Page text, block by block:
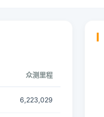
众测里程
6,223,029